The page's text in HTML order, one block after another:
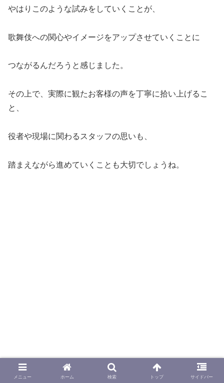
やはりこのような試みをしていくことが、
歌舞伎への関心やイメージをアップさせていくことに
つながるんだろうと感じました。
その上で、実際に観たお客様の声を丁寧に拾い上げるこ
と、
役者や現場に関わるスタッフの思いも、
踏まえながら進めていくことも大切でしょうね。
メニュー ホーム 検索 トップ サイドバー